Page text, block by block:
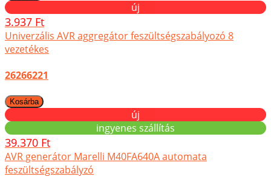
új
3.937 Ft
Univerzális AVR aggregátor feszültségszabályozó 8
vezetékes
26266221
új
ingyenes szállítás
39.370 Ft
AVR generátor Marelli M40FA640A automata
feszültségszabályzó